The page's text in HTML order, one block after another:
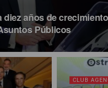
diez años de
Públicos
CLUB